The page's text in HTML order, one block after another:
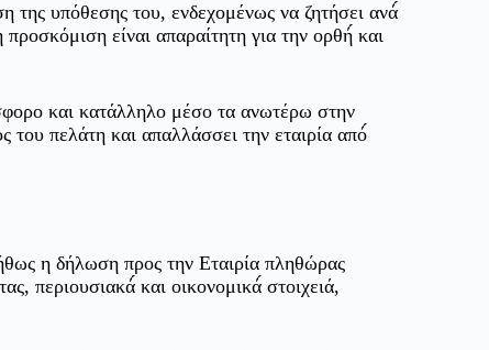
της υπόθεσης του, ενδεχομένως να ζητήσει ανά́
είναι απαραίτητη για την ορθή́ και
και κατάλληλο μέσο τα ανωτέρω στην
του πελάτη και απαλλάσσει την εταιρία από́
η δήλωση προς την Εταιρία πληθώρας
περιουσιακά́ και οικονομικά́ στοιχειά,